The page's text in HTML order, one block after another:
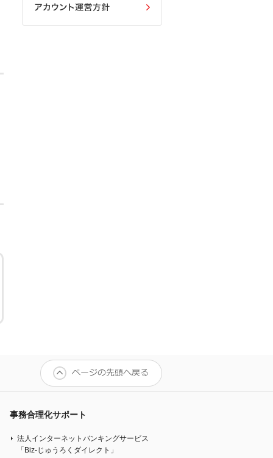
事務合理化サポート
法人インターネットバンキングサービス
「Biz-じゅうろくダイレクト」